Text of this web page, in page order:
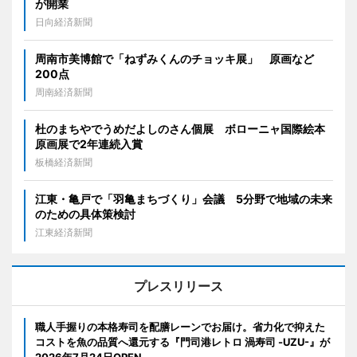
が開業
日向経済新聞
周南市美博館で「ねずみくんのチョッキ展」 原画など
200点
周南経済新聞
杜のまちやでうめだよしのさん個展 ボローニャ国際絵本
原画展で2年連続入賞
板橋経済新聞
江東・亀戸で「羽亀まちづくり」会議 5分野で地域の未来
のための具体策検討
江東経済新聞
プレスリリース
職人手握りの本格寿司を配膳レーンでお届け。省力化で抑えた
コストを魚の品質へ還元する『門司港レトロ 渦寿司 -UZU-』が